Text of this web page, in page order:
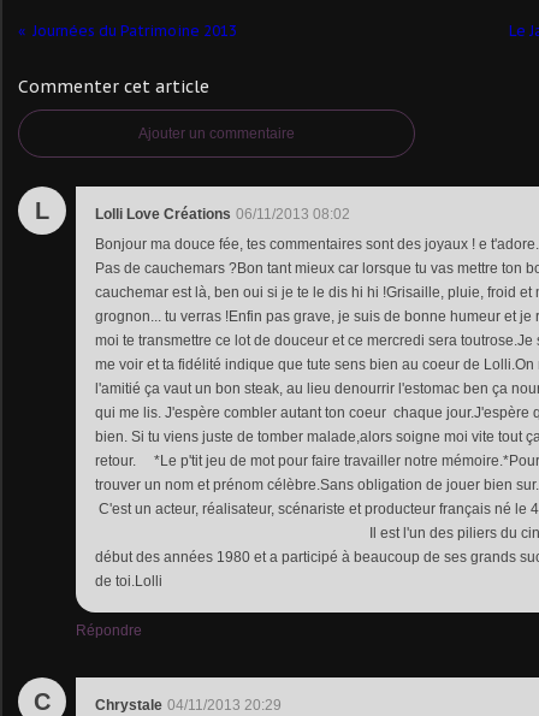
Journées du Patrimoine 2013 Le
Commenter cet article
Ajouter un commentaire
L Lolli Love Créations 06/11/2013 08:02
Bonjour ma douce fée, tes commentaires sont des joyaux ! e
Pas de cauchemars ?Bon tant mieux car lorsque tu vas mettre ton
cauchemar est là, ben oui si je te le dis hi hi !Grisaille, pluie, froid et
grognon... tu verras !Enfin pas grave, je suis de bonne humeur et je
moi te transmettre ce lot de douceur et ce mercredi sera
me voir et ta fidélité indique que tute sens bien au coeur de
l'amitié ça vaut un bon steak, au lieu denourrir l'estomac ben ça
qui me lis. J'espère combler autant ton coeur chaque jour.J'espère
bien. Si tu viens juste de tomber malade,alors soigne moi vite tout
retour. *Le p'tit jeu de mot pour faire travailler notre
trouver un nom et prénom célèbre.Sans obligation de jouer bien
C'est un acteur, réalisateur, scénariste et producteur français né le
Il est l'un des piliers du cinéma
début des années 1980 et a participé à beaucoup de ses grands
de toi.Lolli
Répondre
C Chrystale 04/11/2013 20:29